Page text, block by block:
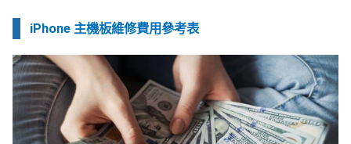
iPhone 主機板維修費用參考表